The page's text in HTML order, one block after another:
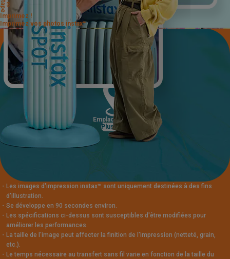
Étape3
Imprimez !
Imprimez vos photos instax™
Emplacements
Plus
・ Les images d'impression instax™ sont uniquement destinées à des fins
d'illustration.
・ Se développe en 90 secondes environ.
・ Les spécifications ci-dessus sont susceptibles d'être modifiées pour
améliorer les performances.
・ La taille de l'image peut affecter la finition de l'impression (netteté, grain,
etc.).
・ Le temps nécessaire au transfert sans fil varie en fonction de la taille du